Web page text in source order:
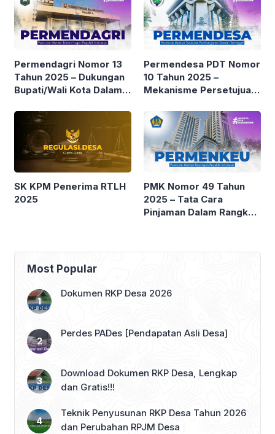
Permendagri Nomor 13
Tahun 2025 – Dukungan
Bupati/Wali Kota Dalam
Desa/Kelurahan Merah
Putih
Permendesa PDT Nomor
10 Tahun 2025 –
Mekanisme Persetujuan
rangka Pembiayaan
Koperasi Desa Merah
Putih
SK KPM Penerima RTLH
2025
PMK Nomor 49 Tahun
2025 – Tata Cara
Pinjaman Dalam Rangka
Putih
Most Popular
Dokumen RKP Desa 2026
Perdes PADes [Pendapatan Asli Desa]
Download Dokumen RKP Desa, Lengkap
dan Gratis!!!
Teknik Penyusunan RKP Desa Tahun 2026
dan Perubahan RPJM Desa